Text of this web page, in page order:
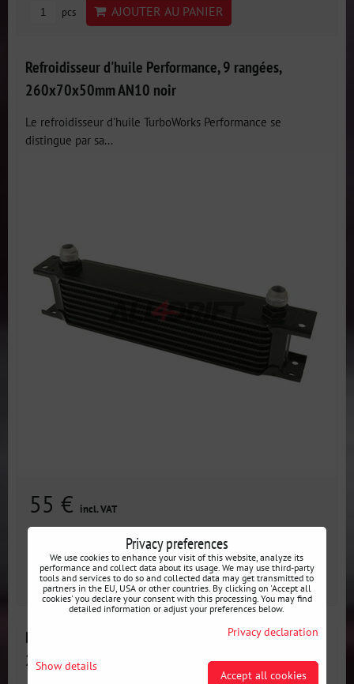
pcs AJOUTER AU PANIER
Refroidisseur d'huile Performance, 9 rangées,
260x70x50mm AN10 noir
Le refroidisseur d'huile TurboWorks Performance se
distingue par sa...
55 € incl. VAT
En stock
pcs AJOUTER AU PANIER
Refroidisseur d'huile Performance, 30 rangées,
260x235x50mm AN8 argent
Privacy preferences
We use cookies to enhance your visit of this website, analyze its
performance and collect data about its usage. We may use third-party
tools and services to do so and collected data may get transmitted to
partners in the EU, USA or other countries. By clicking on 'Accept all
cookies' you declare your consent with this processing. You may find
detailed information or adjust your preferences below.
Privacy declaration
Show details
Accept all cookies